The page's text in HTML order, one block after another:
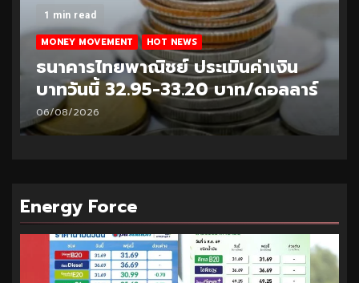
1 min read
MONEY MOVEMENT HOT NEWS
ธนาคารไทยพาณิชย์ ประเมินค่าเงิน
บาทวันนี้ 32.95-33.20 บาท/ดอลลาร์
06/08/2026
Energy Force